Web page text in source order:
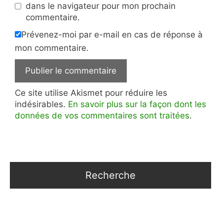
dans le navigateur pour mon prochain
commentaire.
Prévenez-moi par e-mail en cas de réponse à
mon commentaire.
Ce site utilise Akismet pour réduire les
indésirables. En savoir plus sur la façon dont les
données de vos commentaires sont traitées.
Recherche